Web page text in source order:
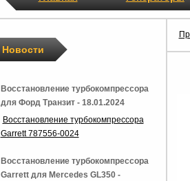
Новости
Восстановление турбокомпрессора
для Форд Транзит - 18.01.2024
Восстановление турбокомпрессора
Garrett 787556-0024
Восстановление турбокомпрессора
Garrett для Mercedes GL350 -